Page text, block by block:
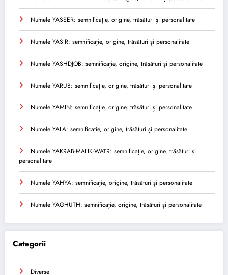
Numele YASSER: semnificație, origine, trăsături și personalitate
Numele YASIR: semnificație, origine, trăsături și personalitate
Numele YASHDJOB: semnificație, origine, trăsături și personalitate
Numele YARUB: semnificație, origine, trăsături și personalitate
Numele YAMIN: semnificație, origine, trăsături și personalitate
Numele YALA: semnificație, origine, trăsături și personalitate
Numele YAKRAB-MALIK-WATR: semnificație, origine, trăsături și
personalitate
Numele YAHYA: semnificație, origine, trăsături și personalitate
Numele YAGHUTH: semnificație, origine, trăsături și personalitate
Categorii
Diverse